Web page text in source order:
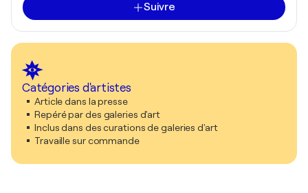
Suivre
Catégories d'artistes
Article dans la presse
Repéré par des galeries d'art
Inclus dans des curations de galeries d'art
Travaille sur commande